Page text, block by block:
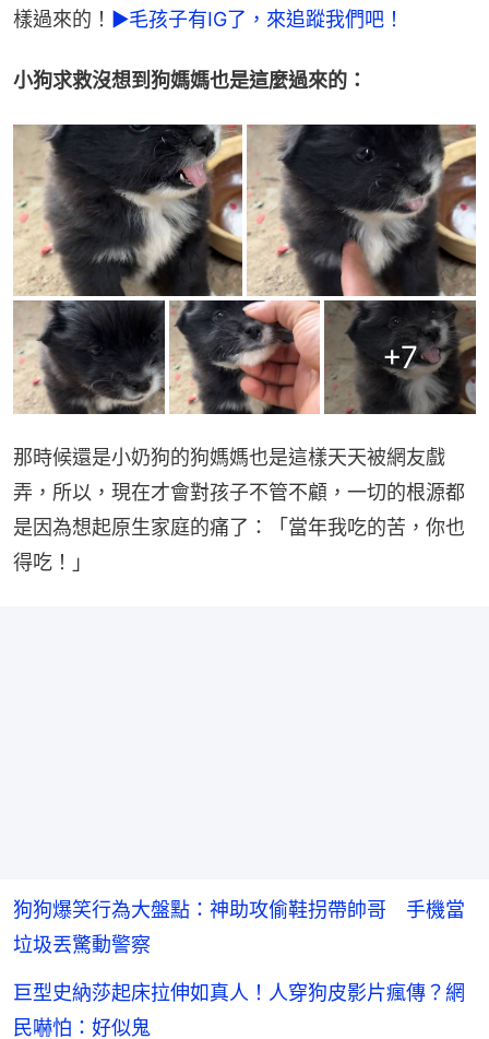
樣過來的！ ►毛孩子有IG了，來追蹤我們吧！
小狗求救沒想到狗媽媽也是這麼過來的：
+7
那時候還是小奶狗的狗媽媽也是這樣天天被網友戲
弄，所以，現在才會對孩子不管不顧，一切的根源都
是因為想起原生家庭的痛了：「當年我吃的苦，你也
得吃！」
狗狗爆笑行為大盤點：神助攻偷鞋拐帶帥哥 手機當
垃圾丟驚動警察
巨型史納莎起床拉伸如真人！人穿狗皮影片瘋傳？網
民嚇怕：好似鬼